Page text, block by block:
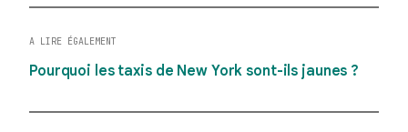
A LIRE ÉGALEMENT
Pourquoi les taxis de New York sont-ils jaunes ?